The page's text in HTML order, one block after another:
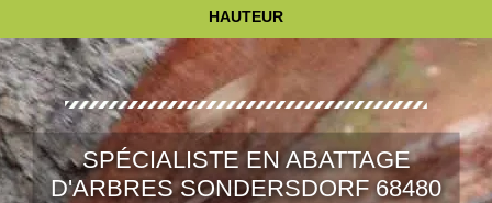
HAUTEUR
SPÉCIALISTE EN ABATTAGE
D'ARBRES SONDERSDORF 68480